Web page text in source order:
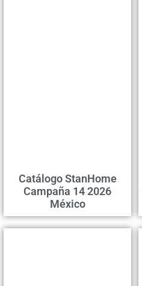
Сatálogo StanHome
Campaña 14 2026
México